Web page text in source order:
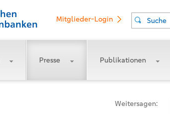
Suche
Mitglieder-Login
Presse Publikationen
Weitersagen: